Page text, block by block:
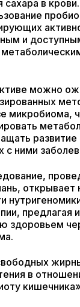
сахара в
и
можно
микробиома,
развитие
с ними
открывает
предлагая
здоровьем
в
кишечника»